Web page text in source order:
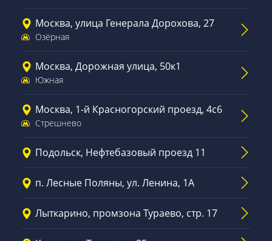
Москва, улица Генерала Дорохова, 27
Озёрная
Москва, Дорожная улица, 50к1
Южная
Москва, 1-й Красногорский проезд, 4с6
Стрешнево
Подольск, Нефтебазовый проезд 11
п. Лесные Поляны, ул. Ленина, 1А
Лыткарино, промзона Тураево, стр. 17